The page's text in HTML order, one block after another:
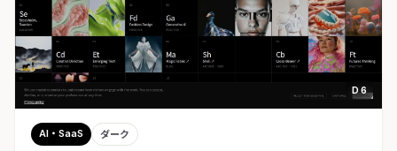
D 6
AI・SaaS ダーク